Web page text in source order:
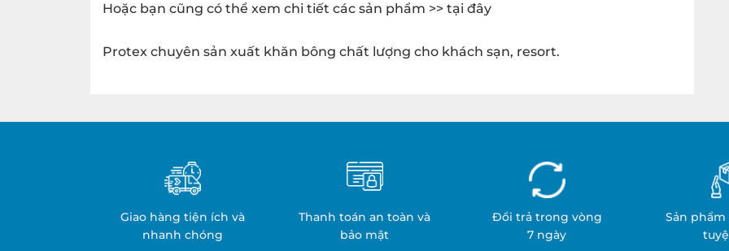
Hoặc bạn cũng có thể xem chi tiết các sản phẩm >> tại đây
Protex chuyên sản xuất khăn bông chất lượng cho khách sạn, resort.
Giao hàng tiện ích và
nhanh chóng
Thanh toán an toàn và
bảo mật
Đổi trả trong vòng
7 ngày
Sản